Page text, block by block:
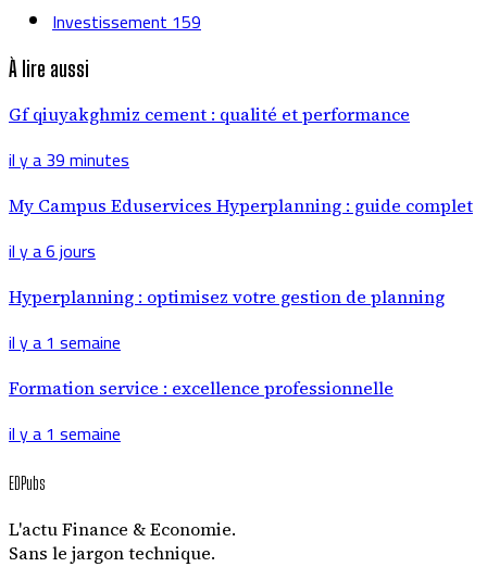
Investissement159
À lire aussi
Gf qiuyakghmiz cement : qualité et performance
il y a 39 minutes
My Campus Eduservices Hyperplanning : guide complet
il y a 6 jours
Hyperplanning : optimisez votre gestion de planning
il y a 1 semaine
Formation service : excellence professionnelle
il y a 1 semaine
EDPubs
L'actu Finance & Economie.
Sans le jargon technique.